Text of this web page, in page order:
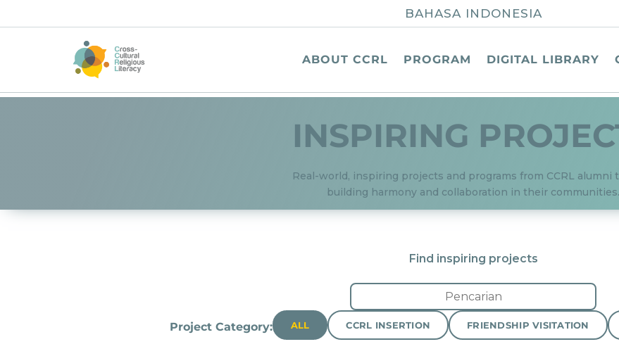
BAHASA INDONESIA
ABOUT CCRL PROGRAM DIGITAL LIBRARY
INSPIRING
Real-world, inspiring projects and programs from CCRL alumni
building harmony and collaboration in their communities.
Find inspiring projects
Project Category: ALL CCRL INSERTION FRIENDSHIP VISITATION